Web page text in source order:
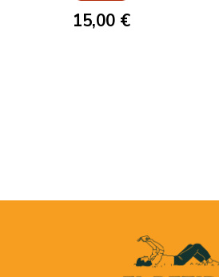
15,00 €